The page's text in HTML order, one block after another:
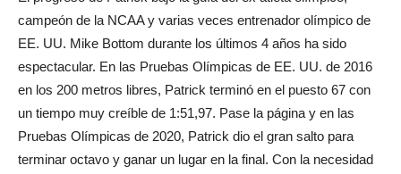
campeón de la NCAA y varias veces entrenador olímpico de
EE. UU. Mike Bottom durante los últimos 4 años ha sido
espectacular. En las Pruebas Olímpicas de EE. UU. de 2016
en los 200 metros libres, Patrick terminó en el puesto 67 con
un tiempo muy creíble de 1:51,97. Pase la página y en las
Pruebas Olímpicas de 2020, Patrick dio el gran salto para
terminar octavo y ganar un lugar en la final. Con la necesidad